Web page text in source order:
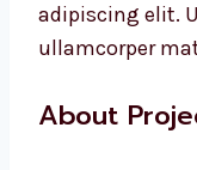
adipiscing elit.
ullamcorper
About